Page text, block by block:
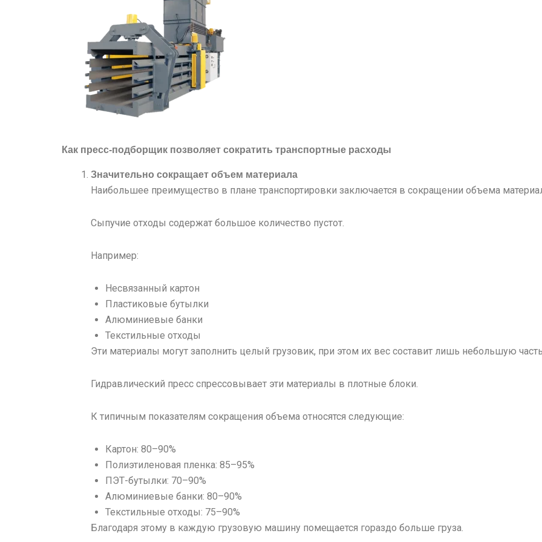
Как пресс-подборщик позволяет сократить транспортные расходы
Значительно сокращает объем материала
Наибольшее преимущество в плане транспортировки заключается в сокращении объема
Сыпучие отходы содержат большое количество пустот.
Например:
Несвязанный картон
Пластиковые бутылки
Алюминиевые банки
Текстильные отходы
Эти материалы могут заполнить целый грузовик, при этом их вес составит лишь небольшую
Гидравлический пресс спрессовывает эти материалы в плотные блоки.
К типичным показателям сокращения объема относятся следующие:
Картон: 80–90%
Полиэтиленовая пленка: 85–95%
ПЭТ-бутылки: 70–90%
Алюминиевые банки: 80–90%
Текстильные отходы: 75–90%
Благодаря этому в каждую грузовую машину помещается гораздо больше груза.